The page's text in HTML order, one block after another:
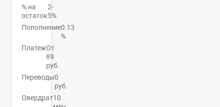
% на
остаток
2-
5%
Пополнение0.13
%
ПлатежОт
89
руб.
Переводы0
руб.
Овердрат10